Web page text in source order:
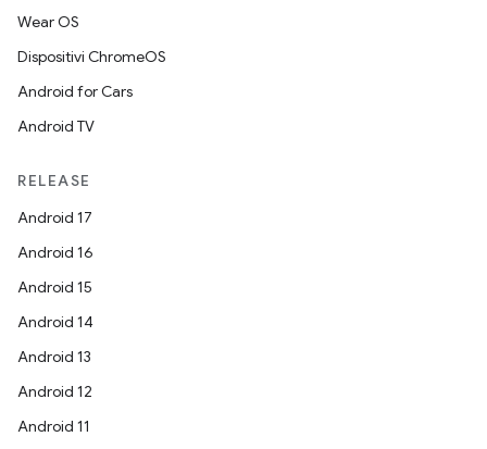
Wear OS
Dispositivi ChromeOS
Android for Cars
Android TV
RELEASE
Android 17
Android 16
Android 15
Android 14
Android 13
Android 12
Android 11